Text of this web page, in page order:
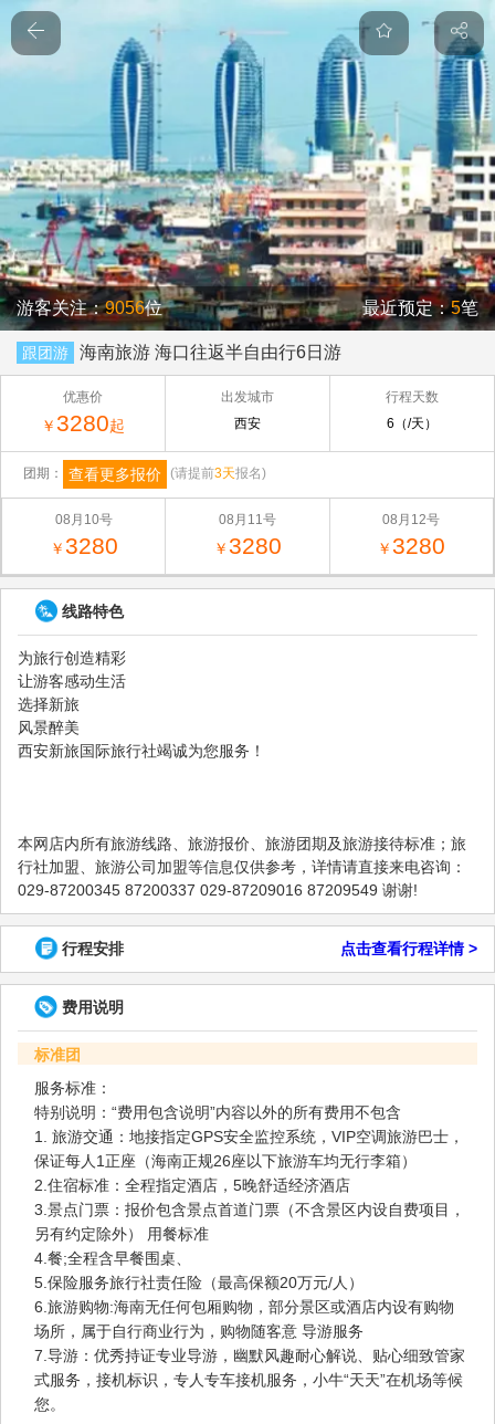
游客关注：9056位 最近预定：5笔
跟团游 海南旅游 海口往返半自由行6日游
优惠价
￥3280起
出发城市
西安
行程天数
6（/天）
团期： 查看更多报价 (请提前3天报名)
08月10号
￥3280
08月11号
￥3280
08月12号
￥3280
线路特色
为旅行创造精彩
让游客感动生活
选择新旅
风景醉美
西安新旅国际旅行社竭诚为您服务！
本网店内所有旅游线路、旅游报价、旅游团期及旅游接待标准；旅
行社加盟、旅游公司加盟等信息仅供参考，详情请直接来电咨询：
029-87200345 87200337 029-87209016 87209549 谢谢!
行程安排 点击查看行程详情 >
费用说明
标准团
服务标准：
特别说明：“费用包含说明”内容以外的所有费用不包含
1. 旅游交通：地接指定GPS安全监控系统，VIP空调旅游巴士，
保证每人1正座（海南正规26座以下旅游车均无行李箱）
2.住宿标准：全程指定酒店，5晚舒适经济酒店
3.景点门票：报价包含景点首道门票（不含景区内设自费项目，
另有约定除外） 用餐标准
4.餐;全程含早餐围桌、
5.保险服务旅行社责任险（最高保额20万元/人）
6.旅游购物:海南无任何包厢购物，部分景区或酒店内设有购物
场所，属于自行商业行为，购物随客意 导游服务
7.导游：优秀持证专业导游，幽默风趣耐心解说、贴心细致管家
式服务，接机标识，专人专车接机服务，小牛“天天”在机场等候
您。